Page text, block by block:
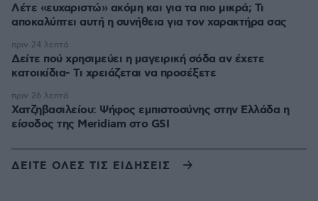
Λέτε «ευχαριστώ» ακόμη και για τα πιο μικρά; Τι
αποκαλύπτει αυτή η συνήθεια για τον χαρακτήρα σας
Δείτε πού χρησιμεύει η μαγειρική σόδα αν έχετε
κατοικίδια- Τι χρειάζεται να προσέξετε
πριν 24 λεπτά
Χατζηβασιλείου: Ψήφος εμπιστοσύνης στην Ελλάδα η
είσοδος της Meridiam στο GSI
πριν 26 λεπτά
ΔΕΙΤΕ ΟΛΕΣ ΤΙΣ ΕΙΔΗΣΕΙΣ